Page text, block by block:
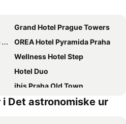
Grand Hotel Prague Towers
OREA Hotel Pyramida Praha
Wellness Hotel Step
Hotel Duo
ibis Praha Old Town
Grandior Hotel Prague
Det astronomiske ur